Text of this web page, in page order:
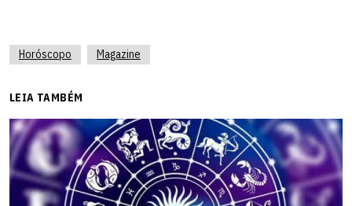
Horóscopo Magazine
LEIA TAMBÉM